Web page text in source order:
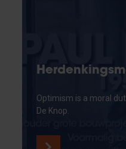
Optimism is a moral
De Knop.